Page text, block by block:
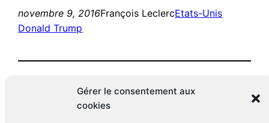
Gérer le consentement aux
cookies
novembre 9, 2016François LeclercEtats-Unis
Donald Trump